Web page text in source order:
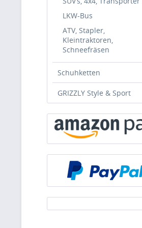
LKW-Bus
ATV, Stapler,
Kleintraktoren,
Schneefräsen
Schuhketten
GRIZZLY Style & Sport